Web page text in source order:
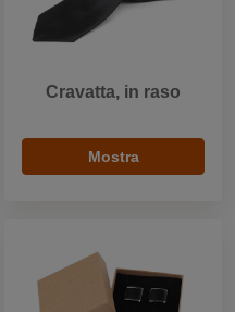
Cravatta, in raso
Mostra